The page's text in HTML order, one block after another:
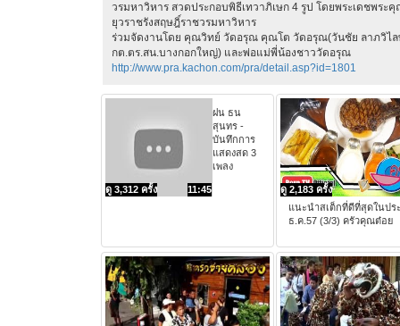
วรมหาวิหาร สวดประกอบพิธีเทวาภิเษก 4 รูป โดยพระเดชพร
ยุวราชรังสฤษฎิ์ราชวรมหาวิหาร
ร่วมจัดงานโดย คุณวิทย์ วัดอรุณ คุณโต วัดอรุณ(วันชัย ลาภวิไล
กต.ตร.สน.บางกอกใหญ่) และพ่อแม่พี่น้องชาววัดอรุณ
http://www.pra.kachon.com/pra/detail.asp?id=1801
11:45
ดู 3,312 ครั้ง
ฝน ธน
สุนทร -
บันทึกการ
แสดงสด 3
เพลง
ดู 2,183 ครั้ง
แนะนำสเต็กที่ดีที่สุดในปร
ธ.ค.57 (3/3) ครัวคุณต๋อย